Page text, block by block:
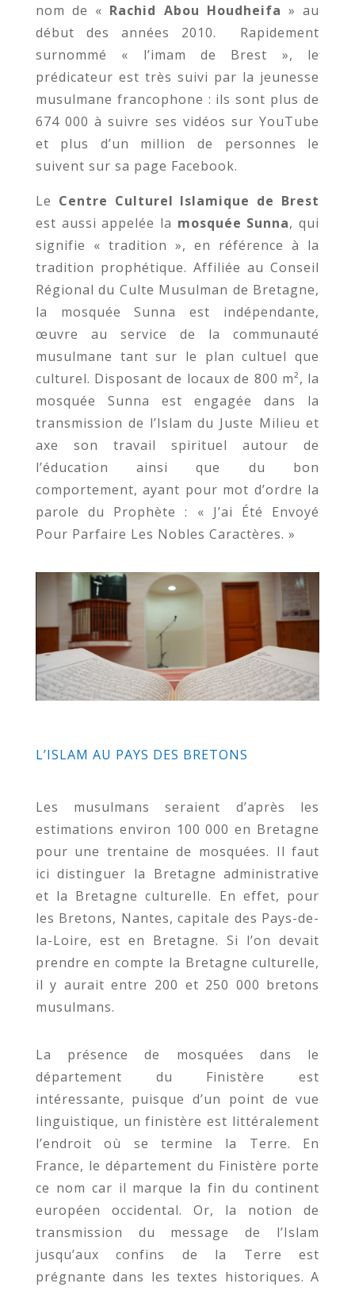
nom de « Rachid Abou Houdheifa » au
début des années 2010. Rapidement
surnommé « l’imam de Brest », le
prédicateur est très suivi par la jeunesse
musulmane francophone : ils sont plus de
674 000 à suivre ses vidéos sur YouTube
et plus d’un million de personnes le
suivent sur sa page Facebook.
Le Centre Culturel Islamique de Brest
est aussi appelée la mosquée Sunna, qui
signifie « tradition », en référence à la
tradition prophétique. Affiliée au Conseil
Régional du Culte Musulman de Bretagne,
la mosquée Sunna est indépendante,
œuvre au service de la communauté
musulmane tant sur le plan cultuel que
culturel. Disposant de locaux de 800 m², la
mosquée Sunna est engagée dans la
transmission de l’Islam du Juste Milieu et
axe son travail spirituel autour de
l’éducation ainsi que du bon
comportement, ayant pour mot d’ordre la
parole du Prophète : « J’ai Été Envoyé
Pour Parfaire Les Nobles Caractères. »
L’ISLAM AU PAYS DES BRETONS
Les musulmans seraient d’après les
estimations environ 100 000 en Bretagne
pour une trentaine de mosquées. Il faut
ici distinguer la Bretagne administrative
et la Bretagne culturelle. En effet, pour
les Bretons, Nantes, capitale des Pays-de-
la-Loire, est en Bretagne. Si l’on devait
prendre en compte la Bretagne culturelle,
il y aurait entre 200 et 250 000 bretons
musulmans.
La présence de mosquées dans le
département du Finistère est
intéressante, puisque d’un point de vue
linguistique, un finistère est littéralement
l’endroit où se termine la Terre. En
France, le département du Finistère porte
ce nom car il marque la fin du continent
européen occidental. Or, la notion de
transmission du message de l’Islam
jusqu’aux confins de la Terre est
prégnante dans les textes historiques. A